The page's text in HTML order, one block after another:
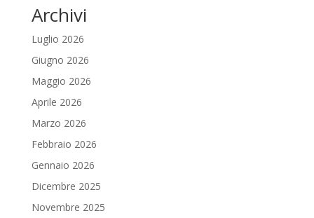
Archivi
Luglio 2026
Giugno 2026
Maggio 2026
Aprile 2026
Marzo 2026
Febbraio 2026
Gennaio 2026
Dicembre 2025
Novembre 2025